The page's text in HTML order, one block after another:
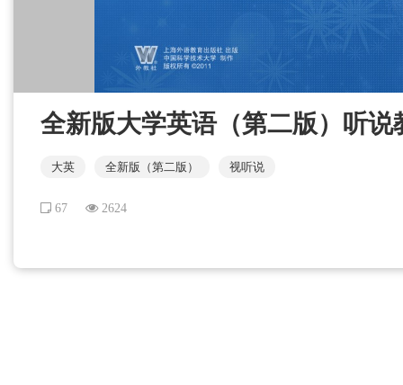
全新版大学英语（第二版）听
大英 全新版（第二版） 视听说
67 2624